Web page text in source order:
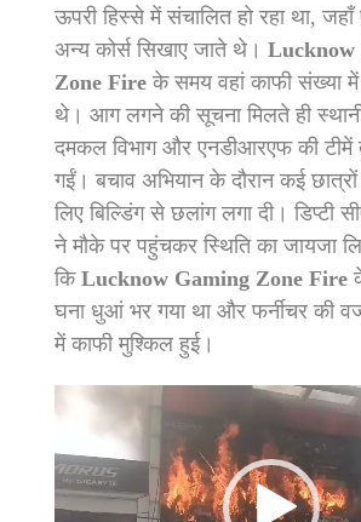
ऊपरी हिस्से में संचालित हो रहा था,
अन्य कोर्स सिखाए जाते थे। Lucknow
Zone Fireके समय वहां काफी संख्या
थे। आग लगने की सूचना मिलते ही
दमकल विभाग और एनडीआरएफ की टीमें
गईं। बचाव अभियान के दौरान कई
लिए बिल्डिंग से छलांग लगा दी। डिप्टी
ने मौके पर पहुंचकर स्थिति का जायजा
कि Lucknow Gaming Zone Fire
घना धुआं भर गया था और फर्नीचर की
में काफी मुश्किल हुई।
Video
Player